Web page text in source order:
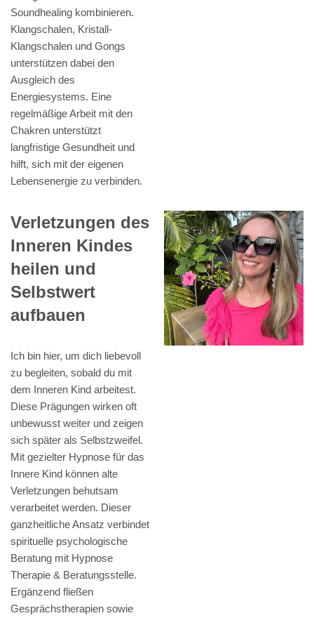
Soundhealing kombinieren.
Klangschalen, Kristall-
Klangschalen und Gongs
unterstützen dabei den
Ausgleich des
Energiesystems. Eine
regelmäßige Arbeit mit den
Chakren unterstützt
langfristige Gesundheit und
hilft, sich mit der eigenen
Lebensenergie zu verbinden.
Verletzungen des
Inneren Kindes
heilen und
Selbstwert
aufbauen
Ich bin hier, um dich liebevoll
zu begleiten, sobald du mit
dem Inneren Kind arbeitest.
Diese Prägungen wirken oft
unbewusst weiter und zeigen
sich später als Selbstzweifel.
Mit gezielter Hypnose für das
Innere Kind können alte
Verletzungen behutsam
verarbeitet werden. Dieser
ganzheitliche Ansatz verbindet
spirituelle psychologische
Beratung mit Hypnose
Therapie & Beratungsstelle.
Ergänzend fließen
Gesprächstherapien sowie